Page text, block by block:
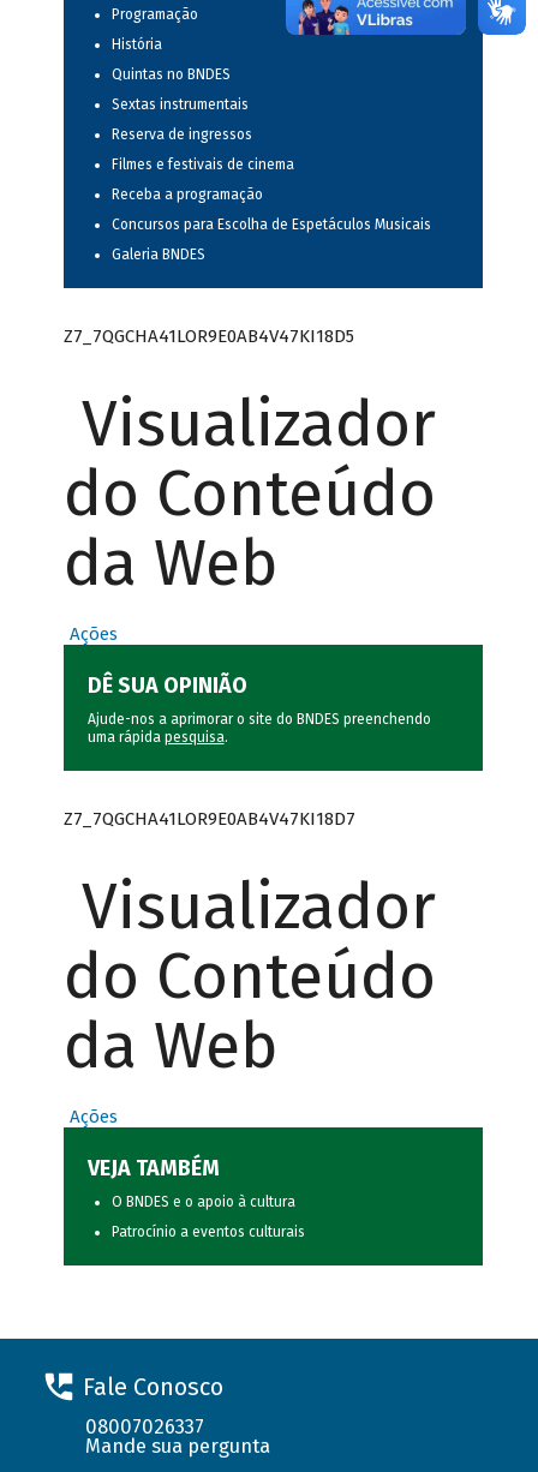
Programação
História
Quintas no BNDES
Sextas instrumentais
Reserva de ingressos
Filmes e festivais de cinema
Receba a programação
Concursos para Escolha de Espetáculos Musicais
Galeria BNDES
Z7_7QGCHA41LOR9E0AB4V47KI18D5
Visualizador
do Conteúdo
da Web
Ações
DÊ SUA OPINIÃO
Ajude-nos a aprimorar o site do BNDES preenchendo
uma rápida pesquisa.
Z7_7QGCHA41LOR9E0AB4V47KI18D7
Visualizador
do Conteúdo
da Web
Ações
VEJA TAMBÉM
O BNDES e o apoio à cultura
Patrocínio a eventos culturais
Fale Conosco
08007026337
Mande sua pergunta